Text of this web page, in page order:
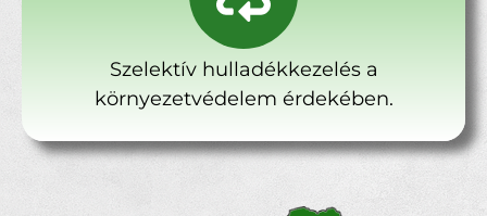
Szelektív hulladékkezelés a
környezetvédelem érdekében.